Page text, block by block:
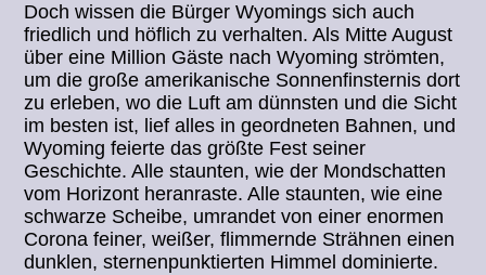
Doch wissen die Bürger Wyomings sich auch
friedlich und höflich zu verhalten. Als Mitte August
über eine Million Gäste nach Wyoming strömten,
um die große amerikanische Sonnenfinsternis dort
zu erleben, wo die Luft am dünnsten und die Sicht
im besten ist, lief alles in geordneten Bahnen, und
Wyoming feierte das größte Fest seiner
Geschichte. Alle staunten, wie der Mondschatten
vom Horizont heranraste. Alle staunten, wie eine
schwarze Scheibe, umrandet von einer enormen
Corona feiner, weißer, flimmernde Strähnen einen
dunklen, sternenpunktierten Himmel dominierte.